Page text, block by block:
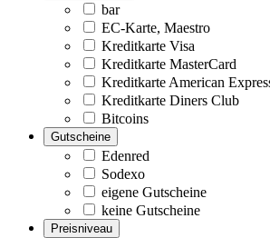
bar
EC-Karte, Maestro
Kreditkarte Visa
Kreditkarte MasterCard
Kreditkarte American
Kreditkarte Diners Club
Bitcoins
Gutscheine
Edenred
Sodexo
eigene Gutscheine
keine Gutscheine
Preisniveau